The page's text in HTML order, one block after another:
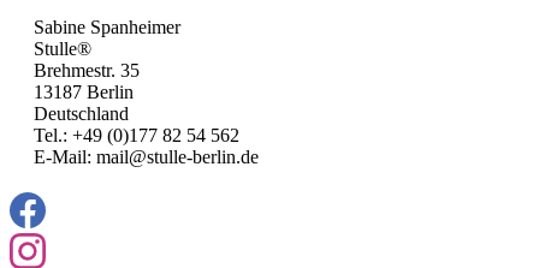
Sabine Spanheimer
Stulle®
Brehmestr. 35
13187 Berlin
Deutschland
Tel.: +49 (0)177 82 54 562
E-Mail: mail@stulle-berlin.de